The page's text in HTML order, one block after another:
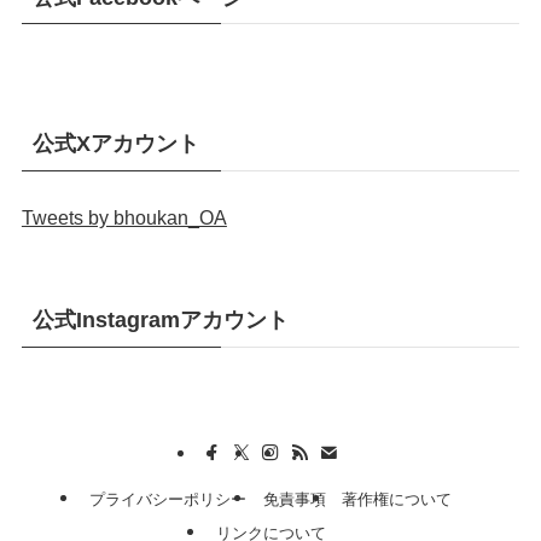
公式Xアカウント
Tweets by bhoukan_OA
公式Instagramアカウント
プライバシーポリシー 免責事項
著作権について
リンクについて